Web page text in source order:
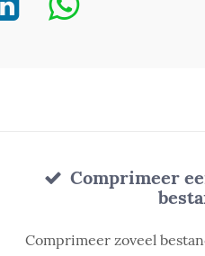
Comprimeer
Comprimeer zoveel